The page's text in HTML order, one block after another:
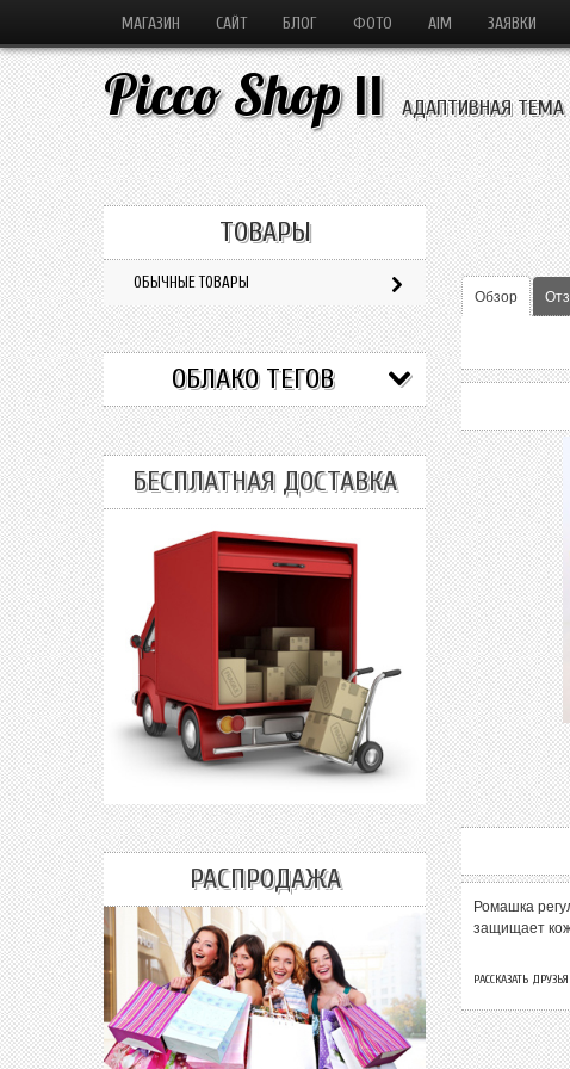
МАГАЗИН САЙТ БЛОГ ФОТО AIM ЗАЯВКИ
Picco ShopII АДАПТИВНАЯ ТЕМА
Обзор
Ромашка
защищает
РАССКАЗАТЬ
ТОВАРЫ
ОБЫЧНЫЕ ТОВАРЫ
ОБЛАКО ТЕГОВ
БЕСПЛАТНАЯ ДОСТАВКА
РАСПРОДАЖА